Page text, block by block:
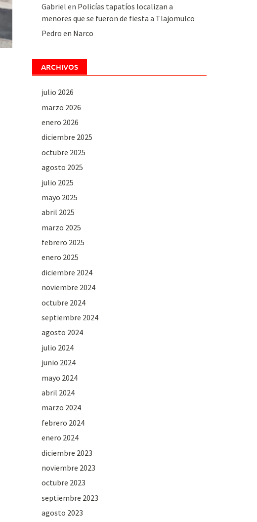
Gabriel en Policías tapatíos localizan a
menores que se fueron de fiesta a Tlajomulco
Pedro en Narco
ARCHIVOS
julio 2026
marzo 2026
enero 2026
diciembre 2025
octubre 2025
agosto 2025
julio 2025
mayo 2025
abril 2025
marzo 2025
febrero 2025
enero 2025
diciembre 2024
noviembre 2024
octubre 2024
septiembre 2024
agosto 2024
julio 2024
junio 2024
mayo 2024
abril 2024
marzo 2024
febrero 2024
enero 2024
diciembre 2023
noviembre 2023
octubre 2023
septiembre 2023
agosto 2023